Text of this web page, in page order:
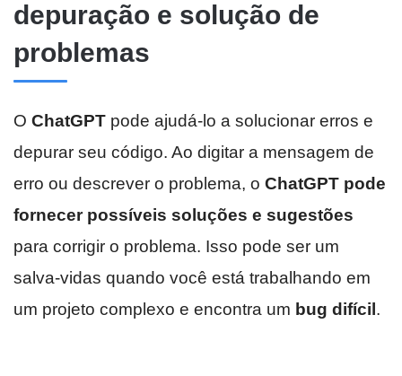
depuração e solução de
problemas
O ChatGPT pode ajudá-lo a solucionar erros e
depurar seu código. Ao digitar a mensagem de
erro ou descrever o problema, o ChatGPT pode
fornecer possíveis soluções e sugestões
para corrigir o problema. Isso pode ser um
salva-vidas quando você está trabalhando em
um projeto complexo e encontra um bug difícil.